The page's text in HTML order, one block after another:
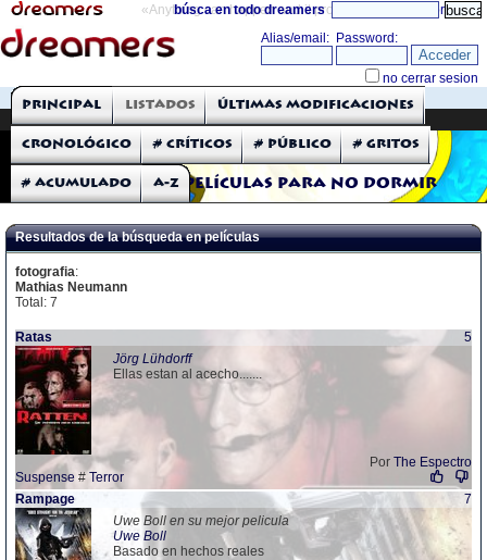
«Anything can happen and it probably will» directorio
búsca en todo dreamers
THE DREAMERS
Críticas: Películas
Películas para no dormir
Principal Listados Últimas modificaciones
Cronológico # Críticos # Público # Gritos
# Acumulado A-Z
Resultados de la búsqueda en películas
fotografia:
Mathias Neumann
Total: 7
Ratas
5
Jörg Lühdorff
Ellas estan al acecho.......
Por The Espectro
Suspense # Terror
Rampage
7
Uwe Boll en su mejor pelicula
Uwe Boll
Basado en hechos reales